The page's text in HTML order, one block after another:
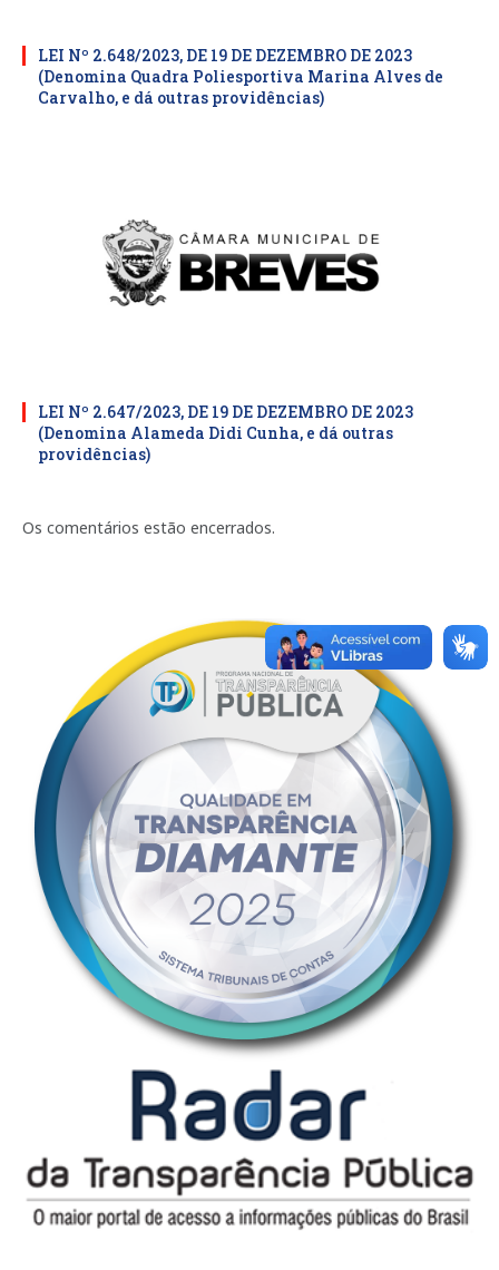
LEI Nº 2.648/2023, DE 19 DE DEZEMBRO DE 2023
(Denomina Quadra Poliesportiva Marina Alves de
Carvalho, e dá outras providências)
LEI Nº 2.647/2023, DE 19 DE DEZEMBRO DE 2023
(Denomina Alameda Didi Cunha, e dá outras
providências)
Os comentários estão encerrados.